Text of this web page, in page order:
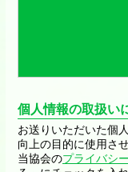
個人情報の取扱い
お送りいただいた個
向上の目的に使用さ
当協会のプライバシ